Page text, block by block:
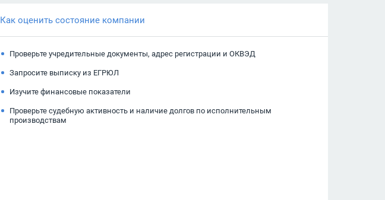
Как оценить состояние компании
Проверьте учредительные документы, адрес регистрации и ОКВЭД
Запросите выписку из ЕГРЮЛ
Изучите финансовые показатели
Проверьте судебную активность и наличие долгов по исполнительным
производствам